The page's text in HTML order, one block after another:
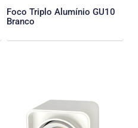
Foco Triplo Alumínio GU10
Branco